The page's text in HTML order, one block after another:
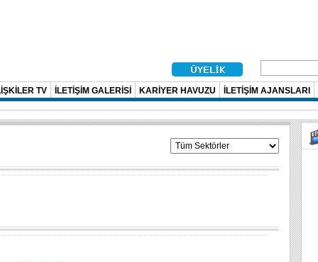
TV İLETİŞİM GALERİSİ KARİYER HAVUZU İLETİŞİM AJANSLARI